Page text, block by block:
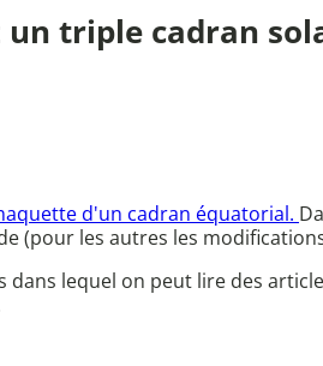
un triple cadran
d'un cadran équatorial.
(pour les autres les
lequel on peut lire des